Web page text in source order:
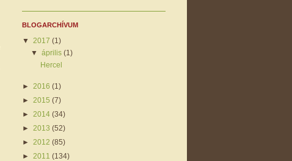
BLOGARCHÍVUM
▼ 2017 (1)
▼április(1)
Hercel
► 2016 (1)
► 2015 (7)
► 2014 (34)
► 2013 (52)
► 2012 (85)
► 2011 (134)